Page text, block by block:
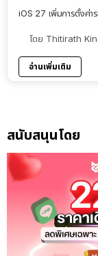
iOS 27 เพิ่มการตั้งค่า
โดย Thitirath
อ่านเพิ่มเติม
สนับสนุนโดย